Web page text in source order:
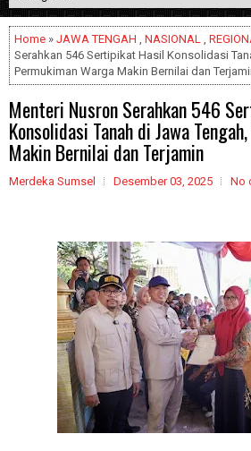
Home » JAWA TENGAH , NASIONAL ,
Serahkan 546 Sertipikat Hasil Konsolidasi
Permukiman Warga Makin Bernilai dan
Menteri Nusron Serahkan 546
Konsolidasi Tanah di Jawa
Makin Bernilai dan Terjamin
Merdeka Sumsel Desember 03, 2025 No